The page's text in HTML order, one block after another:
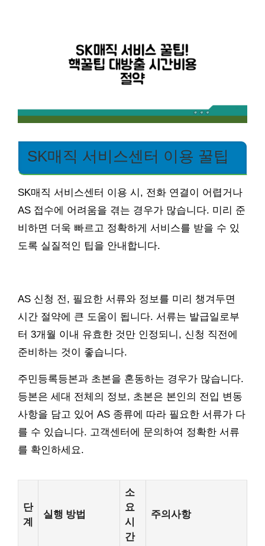
SK매직 서비스센터 이용 꿀팁
SK매직 서비스센터 이용 시, 전화 연결이 어렵거나
AS 접수에 어려움을 겪는 경우가 많습니다. 미리 준
비하면 더욱 빠르고 정확하게 서비스를 받을 수 있
도록 실질적인 팁을 안내합니다.
AS 신청 전, 필요한 서류와 정보를 미리 챙겨두면
시간 절약에 큰 도움이 됩니다. 서류는 발급일로부
터 3개월 이내 유효한 것만 인정되니, 신청 직전에
준비하는 것이 좋습니다.
주민등록등본과 초본을 혼동하는 경우가 많습니다.
등본은 세대 전체의 정보, 초본은 본인의 전입 변동
사항을 담고 있어 AS 종류에 따라 필요한 서류가 다
를 수 있습니다. 고객센터에 문의하여 정확한 서류
를 확인하세요.
단
계
실행 방법
소
요
시
간
주의사항